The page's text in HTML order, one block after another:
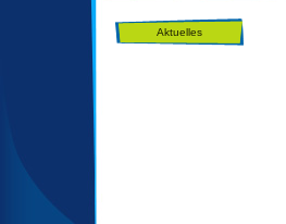
Aktuelles